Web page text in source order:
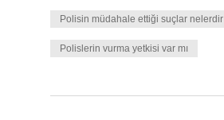
Polisin müdahale ettiği suçlar nelerdir
Polislerin vurma yetkisi var mı